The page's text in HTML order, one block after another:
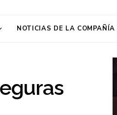
NOTICIAS DE LA COMPAÑÍA